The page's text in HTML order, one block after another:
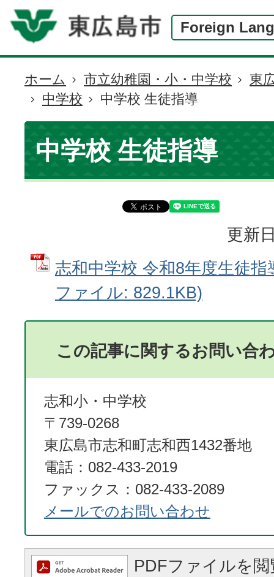
Foreign
現
在
の
位
置
ホーム 市立幼稚園・小・中学校
東
中学校
中学校 生徒指導
中学校 生徒指導
更新
志和中学校 令和8年度生徒
ファイル: 829.1KB)
この記事に関するお問い合
志和小・中学校
〒739-0268
東広島市志和町志和西1432番地
電話：082-433-2019
ファックス：082-433-2089
メールでのお問い合わせ
PDFファイルを